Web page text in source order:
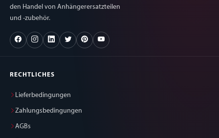
den Handel von Anhängerersatzteilen
und -zubehör.
RECHTLICHES
Lieferbedingungen
Zahlungsbedingungen
AGBs